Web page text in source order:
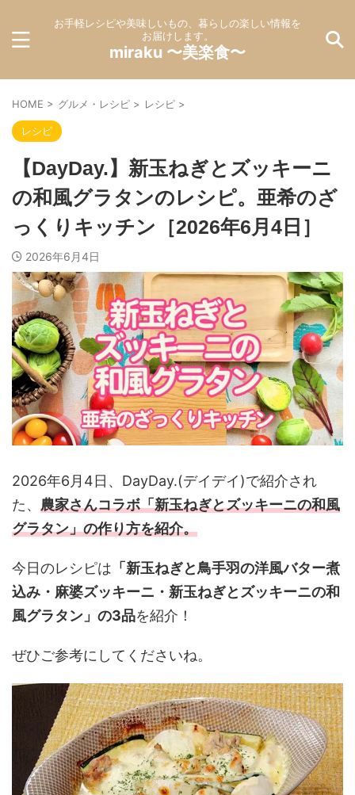
お手軽レシピや美味しいもの、暮らしの楽しい情報を
お届けします。
miraku 〜美楽食〜
HOME > グルメ・レシピ > レシピ >
レシピ
【DayDay.】新玉ねぎとズッキーニ
の和風グラタンのレシピ。亜希のざ
っくりキッチン［2026年6月4日］
2026年6月4日
2026年6月4日、DayDay.(デイデイ)で紹介され
た、 農家さんコラボ「新玉ねぎとズッキーニの和風
グラタン」の作り方を紹介。
今日のレシピは 「新玉ねぎと鳥手羽の洋風バター煮
込み・麻婆ズッキーニ・新玉ねぎとズッキーニの和
風グラタン」の3品を紹介！
ぜひご参考にしてくださいね。